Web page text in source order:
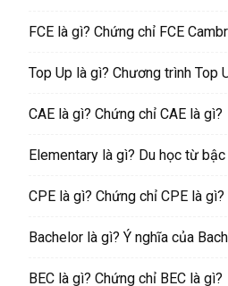
FCE là gì? Chứng chỉ FCE
Top Up là gì? Chương trình Top
CAE là gì? Chứng chỉ CAE là gì?
Elementary là gì? Du học từ
CPE là gì? Chứng chỉ CPE là gì?
Bachelor là gì? Ý nghĩa của
BEC là gì? Chứng chỉ BEC là gì?